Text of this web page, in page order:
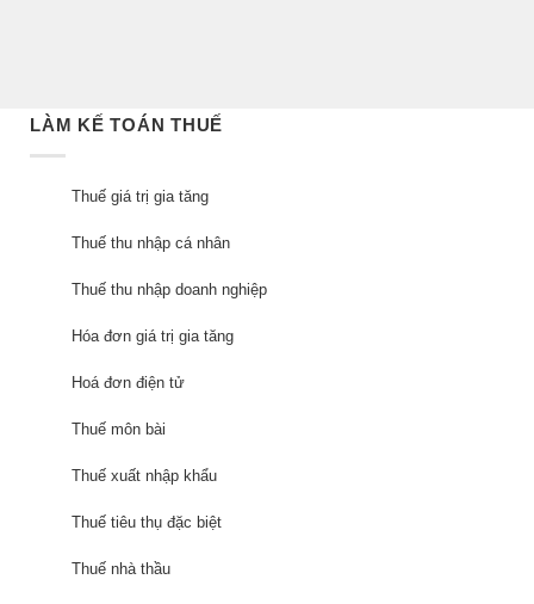
LÀM KẾ TOÁN THUẾ
Thuế giá trị gia tăng
Thuế thu nhập cá nhân
Thuế thu nhập doanh nghiệp
Hóa đơn giá trị gia tăng
Hoá đơn điện tử
Thuế môn bài
Thuế xuất nhập khẩu
Thuế tiêu thụ đặc biệt
Thuế nhà thầu